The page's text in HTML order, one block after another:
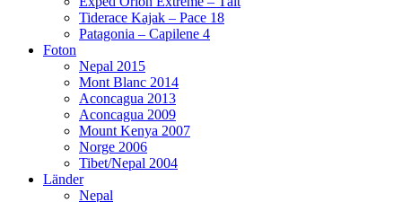
Tiderace Kajak – Pace 18
Patagonia – Capilene 4
Foton
Nepal 2015
Mont Blanc 2014
Aconcagua 2013
Aconcagua 2009
Mount Kenya 2007
Norge 2006
Tibet/Nepal 2004
Länder
Nepal